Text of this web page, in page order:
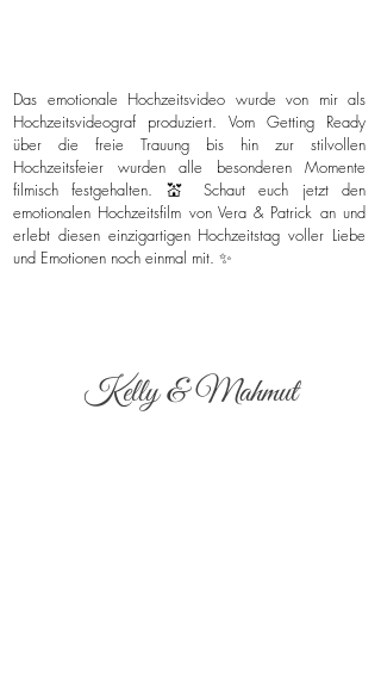
Das emotionale Hochzeitsvideo wurde von mir als
Hochzeitsvideograf produziert. Vom Getting Ready
über die freie Trauung bis hin zur stilvollen
Hochzeitsfeier wurden alle besonderen Momente
filmisch festgehalten. 💒 Schaut euch jetzt den
emotionalen Hochzeitsfilm von Vera & Patrick an und
erlebt diesen einzigartigen Hochzeitstag voller Liebe
und Emotionen noch einmal mit. ✨
Kelly & Mahmut